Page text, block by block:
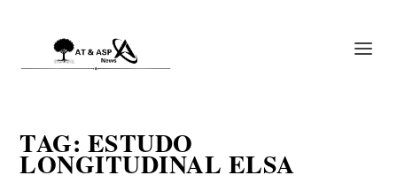
TAG: ESTUDO
LONGITUDINAL ELSA